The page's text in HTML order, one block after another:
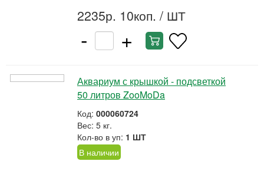
2235р. 10коп. / ШТ
- +
Аквариум с крышкой - подсветкой
50 литров ZooMoDa
Код: 000060724
Вес: 5 кг.
Кол-во в уп: 1 ШТ
В наличии